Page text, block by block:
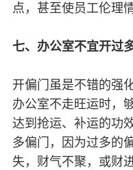
点，甚至使员工伦理
七、办公室不宜开过
开偏门虽是不错的强
办公室不走旺运时，
达到抢运、补运的功
多偏门，因为过多的
失，财气不聚，或财